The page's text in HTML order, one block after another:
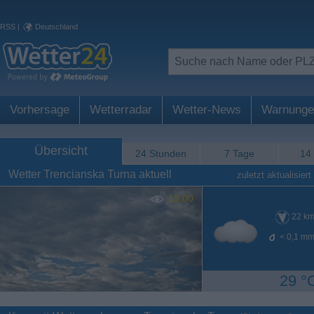
RSS | Deutschland
Vorhersage Wetterradar Wetter-News
Übersicht 24 Stunden 7 Tage 14
Wetter Trencianska Turna aktuell zuletzt aktualisiert
13:00
22
< 0,1
29